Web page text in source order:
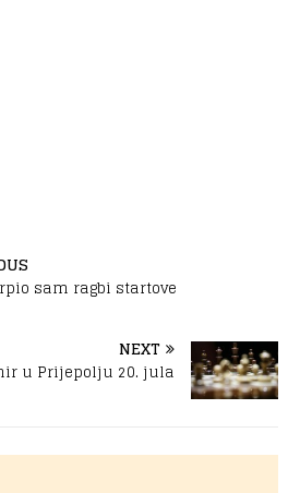
sam ragbi startove
NEXT
u Prijepolju 20. jula